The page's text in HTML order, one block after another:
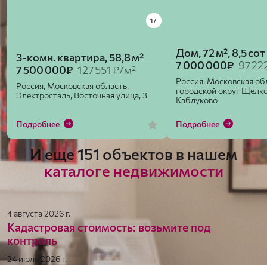
17
3-комн. квартира, 58,8 м²
7 500 000₽ 127 551 ₽/м²
Россия, Московская область,
Электросталь, Восточная улица, 3
Подробнее
Дом, 72 м², 8,5 сот
7 000 000₽ 97
Россия, Московская
городской округ
Каблуково
Подробнее
И еще 151 объектов в нашем
каталоге недвижимости
4 августа 2026 г.
Кадастровая стоимость: возьмите под
контроль
24 июля 2026 г.